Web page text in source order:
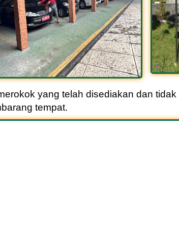
yang telah disediakan dan tidak
tempat.